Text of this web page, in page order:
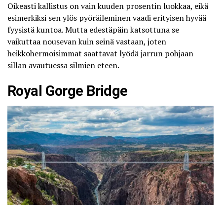
Oikeasti kallistus on vain kuuden prosentin luokkaa, eikä
esimerkiksi sen ylös pyöräileminen vaadi erityisen hyvää
fyysistä kuntoa. Mutta edestäpäin katsottuna se
vaikuttaa nousevan kuin seinä vastaan, joten
heikkohermoisimmat saattavat lyödä jarrun pohjaan
sillan avautuessa silmien eteen.
Royal Gorge Bridge